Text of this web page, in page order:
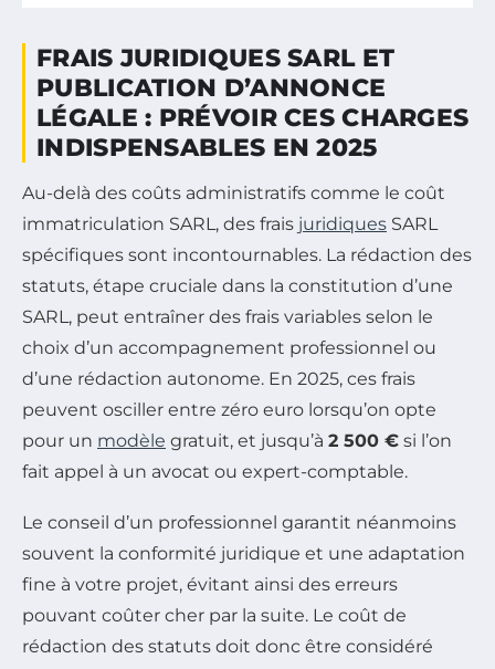
FRAIS JURIDIQUES SARL ET
PUBLICATION D’ANNONCE
LÉGALE : PRÉVOIR CES CHARGES
INDISPENSABLES EN 2025
Au-delà des coûts administratifs comme le coût
immatriculation SARL, des frais juridiques SARL
spécifiques sont incontournables. La rédaction des
statuts, étape cruciale dans la constitution d’une
SARL, peut entraîner des frais variables selon le
choix d’un accompagnement professionnel ou
d’une rédaction autonome. En 2025, ces frais
peuvent osciller entre zéro euro lorsqu’on opte
pour un modèle gratuit, et jusqu’à 2 500 € si l’on
fait appel à un avocat ou expert-comptable.
Le conseil d’un professionnel garantit néanmoins
souvent la conformité juridique et une adaptation
fine à votre projet, évitant ainsi des erreurs
pouvant coûter cher par la suite. Le coût de
rédaction des statuts doit donc être considéré